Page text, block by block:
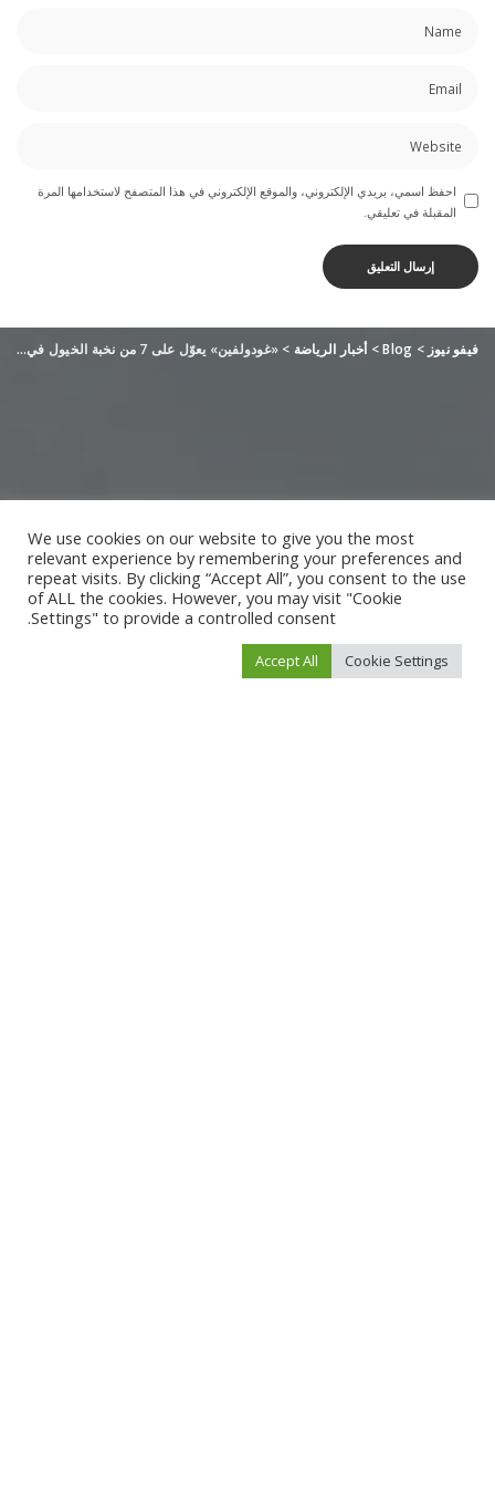
احفظ اسمي، بريدي الإلكتروني، والموقع الإلكتروني في هذا المتصفح لاستخدامها المرة
المقبلة في تعليقي.
فيفو نيوز >
Blog
> أخبار الرياضة > «غودولفين» يعوّل على 7 من نخبة الخيول في «كأس دبي العالمي»
We use cookies on our website to give you the most
relevant experience by remembering your preferences and
repeat visits. By clicking “Accept All”, you consent to the use
of ALL the cookies. However, you may visit "Cookie
Settings" to provide a controlled consent.
Cookie Settings
Accept All